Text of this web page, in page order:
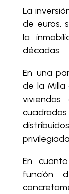
La
de euros,
la
décadas.
En una
de la Milla
En
función